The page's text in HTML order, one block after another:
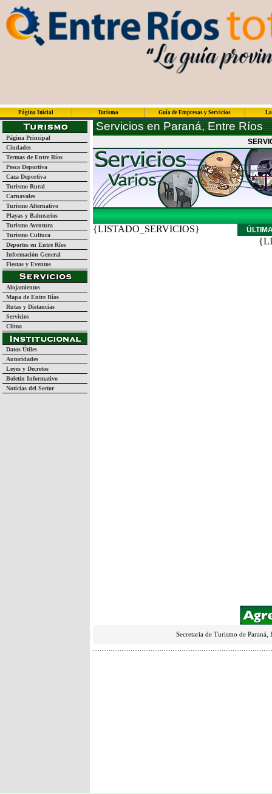
Página Inicial Turismo Guía de Empresas y Servicios
Página Principal
Ciudades
Termas de Entre Ríos
Pesca Deportiva
Caza Deportiva
Turismo Rural
Carnavales
Turismo Alternativo
Playas y Balnearios
Turismo Aventura
Turismo Cultura
Deportes en Entre Ríos
Información General
Fiestas y Eventos
Alojamientos
Mapa de Entre Ríos
Rutas y Distancias
Servicios
Clima
Datos Útiles
Autoridades
Leyes y Decretos
Boletín Informativo
Noticias del Sector
Servicios en Paraná, Entre Ríos
{LISTADO_SERVICIOS}
Secretaria de Turismo de Paraná,